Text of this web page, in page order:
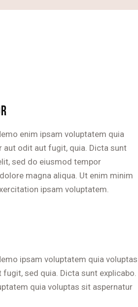
enim ipsam voluptatem quia
aut odit aut fugit, quia. Dicta sunt
sed do eiusmod tempor
magna aliqua. Ut enim minim
ipsam voluptatem.
ipsam voluptatem quia voluptas
sed quia. Dicta sunt explicabo.
quia voluptas sit aspernatur